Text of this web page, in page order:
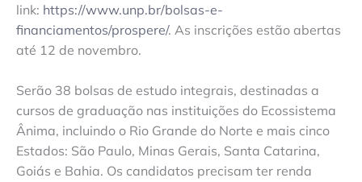
link: https://www.unp.br/bolsas-e-
financiamentos/prospere/. As inscrições estão abertas
até 12 de novembro.
Serão 38 bolsas de estudo integrais, destinadas a
cursos de graduação nas instituições do Ecossistema
Ânima, incluindo o Rio Grande do Norte e mais cinco
Estados: São Paulo, Minas Gerais, Santa Catarina,
Goiás e Bahia. Os candidatos precisam ter renda